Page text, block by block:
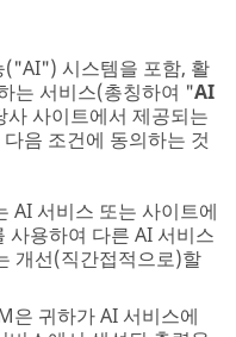
("AI") 시스템을 포함, 활
는 서비스(총칭하여 "AI
사이트에서 제공되는
음 조건에 동의하는 것
AI 서비스 또는 사이트에
사용하여 다른 AI 서비스
개선(직간접적으로)할
은 귀하가 AI 서비스에